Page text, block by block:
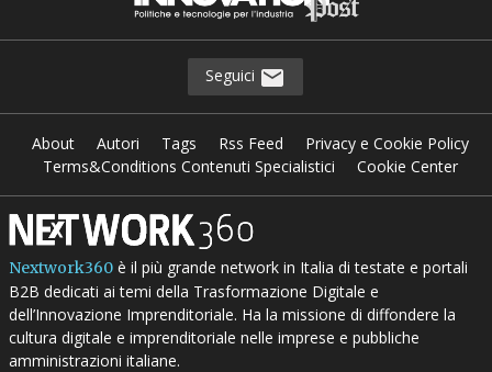
Seguici
About Autori Tags Rss Feed
Privacy e Cookie Policy
Terms&Conditions Contenuti Specialistici
Cookie Center
Nextwork360è il più grande network in Italia di testate e portali
B2B dedicati ai temi della Trasformazione Digitale e
dell’Innovazione Imprenditoriale. Ha la missione di diffondere la
cultura digitale e imprenditoriale nelle imprese e pubbliche
amministrazioni italiane.